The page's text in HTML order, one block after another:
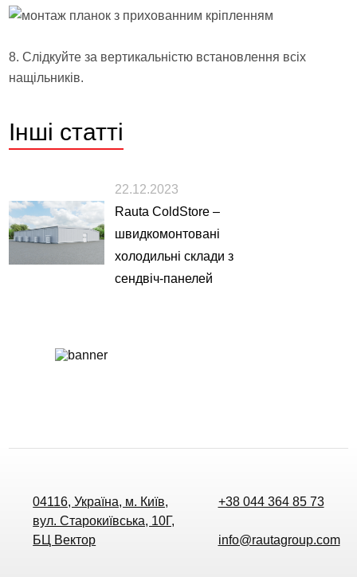
8. Слідкуйте за вертикальністю встановлення всіх
нащільників.
Інші статті
22.12.2023
Rauta ColdStore –
швидкомонтовані
холодильні склади з
сендвіч-панелей
04116, Україна, м. Київ,
вул. Старокиївська, 10Г,
БЦ Вектор
+38 044 364 85 73
info@rautagroup.com